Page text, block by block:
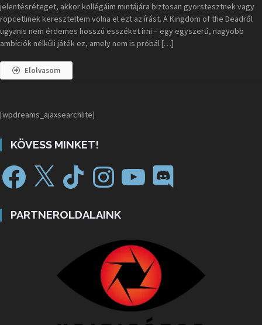
jelentésréteget, akkor kollégáim mintájára biztosan gyorstesztnek vagy
röpcetlinek kereszteltem volna el ezt az írást. A Kingdom of the Deadről
ugyanis nem érdemes hosszú esszéket írni – egy egyszerű, nagyobb
ambíciók nélküli játék ez, amely nem is próbál […]
Elolvasom
[wpdreams_ajaxsearchlite]
KÖVESS MINKET!
PARTNEROLDALAINK